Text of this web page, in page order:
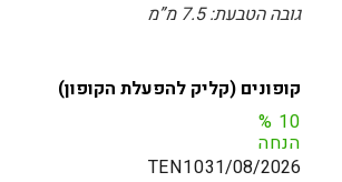
גובה הטבעת: 7.5 מ”מ
קופונים (קליק להפעלת הקופון)
10
%
הנחה
TEN1031/08/2026